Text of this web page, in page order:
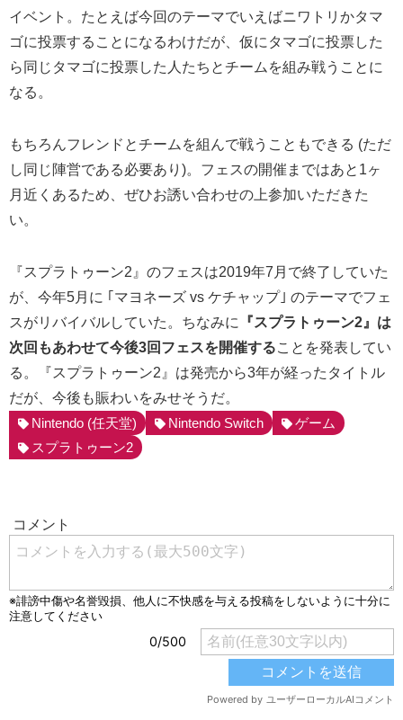
イベント。たとえば今回のテーマでいえばニワトリかタマ
ゴに投票することになるわけだが、仮にタマゴに投票した
ら同じタマゴに投票した人たちとチームを組み戦うことに
なる。
もちろんフレンドとチームを組んで戦うこともできる (ただ
し同じ陣営である必要あり)。フェスの開催まではあと1ヶ
月近くあるため、ぜひお誘い合わせの上参加いただきた
い。
『スプラトゥーン2』のフェスは2019年7月で終了していた
が、今年5月に ｢マヨネーズ vs ケチャップ｣ のテーマでフェ
スがリバイバルしていた。ちなみに
『スプラトゥーン2』は
次回もあわせて今後3回フェスを開催することを発表してい
る。『スプラトゥーン2』は発売から3年が経ったタイトル
だが、今後も賑わいをみせそうだ。
Nintendo (任天堂)
Nintendo Switch
ゲーム
スプラトゥーン2